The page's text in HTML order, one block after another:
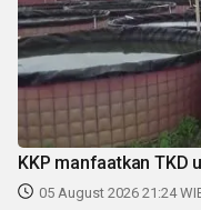
KKP manfaatkan TKD
05 August 2026 21:24